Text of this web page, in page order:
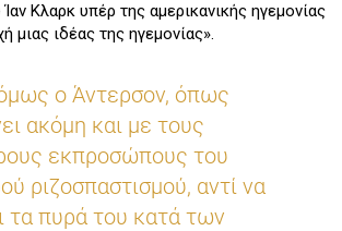
Κλαρκ υπέρ της αμερικανικής ηγεμονίας
μιας ιδέας της ηγεμονίας».
ο Άντερσον, όπως
ακόμη και με τους
εκπροσώπους του
ριζοσπαστισμού, αντί να
τα πυρά του κατά των